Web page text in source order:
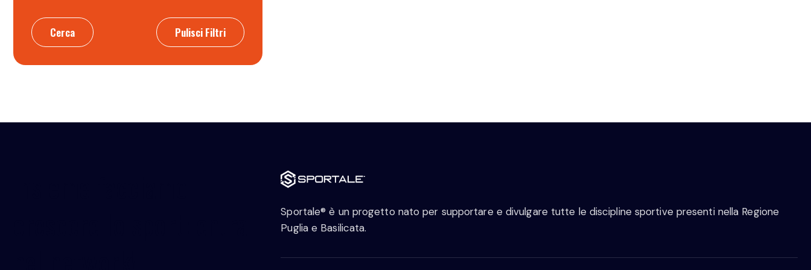
Cerca Pulisci Filtri
Sportale® è un progetto nato per supportare e divulgare tutte le discipline sportive presenti nella Regione
Puglia e Basilicata.